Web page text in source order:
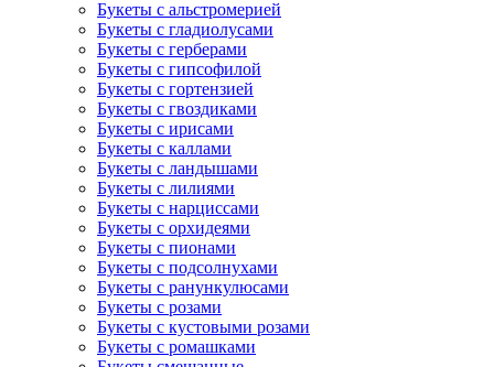
Букеты с альстромерией
Букеты с гладиолусами
Букеты с герберами
Букеты с гипсофилой
Букеты с гортензией
Букеты с гвоздиками
Букеты с ирисами
Букеты с каллами
Букеты с ландышами
Букеты с лилиями
Букеты с нарциссами
Букеты с орхидеями
Букеты с пионами
Букеты с подсолнухами
Букеты с ранункулюсами
Букеты с розами
Букеты с кустовыми розами
Букеты с ромашками